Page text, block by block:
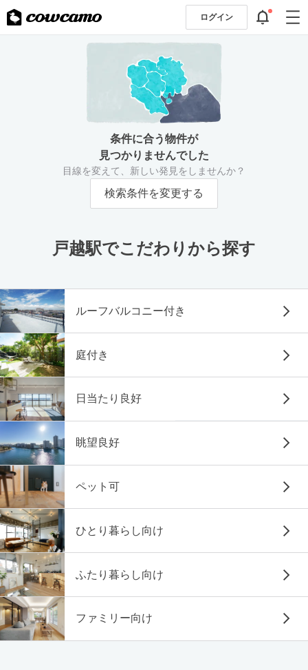
ログイン
条件に合う物件が
見つかりませんでした
目線を変えて、新しい発見をしませんか？
検索条件を変更する
戸越駅でこだわりから探す
ルーフバルコニー付き
庭付き
日当たり良好
眺望良好
ペット可
ひとり暮らし向け
ふたり暮らし向け
ファミリー向け